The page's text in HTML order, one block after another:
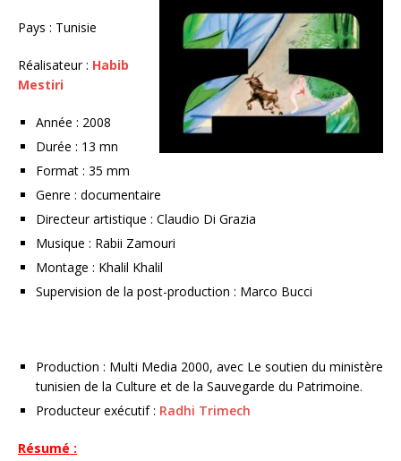
Pays : Tunisie
Réalisateur : Habib
Mestiri
Année : 2008
Durée : 13 mn
Format : 35 mm
Genre : documentaire
Directeur artistique : Claudio Di Grazia
Musique : Rabii Zamouri
Montage : Khalil Khalil
Supervision de la post-production : Marco Bucci
Production : Multi Media 2000, avec Le soutien du ministère
tunisien de la Culture et de la Sauvegarde du Patrimoine.
Producteur exécutif : Radhi Trimech
Résumé :